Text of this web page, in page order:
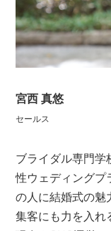
宮西 真悠
セールス
ブライダル専門学
性ウェディングプ
の人に結婚式の魅
集客にも力を入れ